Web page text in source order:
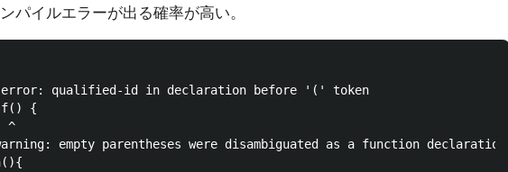
パイルエラーが出る確率が高い。
error: qualified-id in declaration before '(' token
{
^
empty parentheses were disambiguated as a function declaration